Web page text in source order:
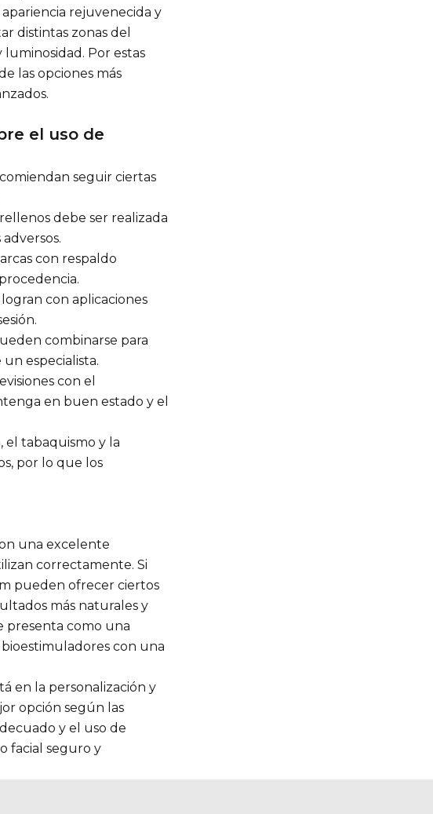
rejuvenecida y
distintas zonas del
Por estas
las opciones más
el uso de
seguir ciertas
debe ser realizada
con respaldo
con aplicaciones
combinarse para
especialista.
con el
en buen estado y el
el tabaquismo y la
por lo que los
una excelente
correctamente. Si
pueden ofrecer ciertos
más naturales y
presenta como una
con una
en la personalización y
opción según las
y el uso de
facial seguro y